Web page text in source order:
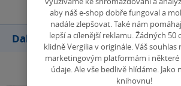
Další knihy autora
aby náš e-shop dobře fungoval a
nadále zlepšovat. Také nám
lepší a cílenější reklamu. Žádných 50
klidně Vergilia v originále. Váš
marketingovým platformám i některé
údaje. Ale vše bedlivě hlídáme. Jako
knihovnu!